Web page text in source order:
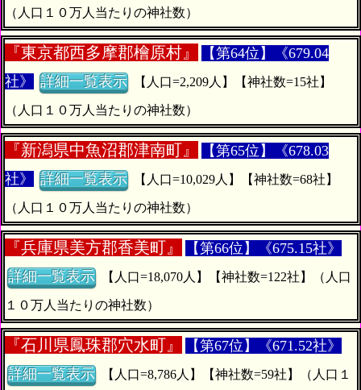
（人口１０万人当たりの神社数）
『東京都西多摩郡檜原村』
【第64位】《679.04
社》
詳細一覧表示
（人口１０万人当たりの神社数）
『新潟県中魚沼郡津南町』
【第65位】《678.03
社》
詳細一覧表示
（人口１０万人当たりの神社数）
『兵庫県美方郡香美町』
【第66位】《675.15社》
詳細一覧表示
１０万人当たりの神社数）
『石川県鳳珠郡穴水町』
【第67位】《671.52社》
詳細一覧表示